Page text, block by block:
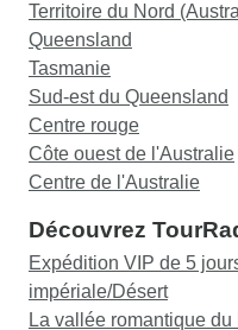
Territoire du Nord
Queensland
Tasmanie
Sud-est du Queensland
Centre rouge
Côte ouest de l'Australie
Centre de l'Australie
Découvrez
Expédition VIP de 5
impériale/Désert
La vallée romantique